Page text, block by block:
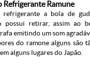
Refrigerante Ramune
refrigerante a bola de
possui retirar, assim ao
emitindo um som
do ramone alguns são
alguns lugares do Japão.